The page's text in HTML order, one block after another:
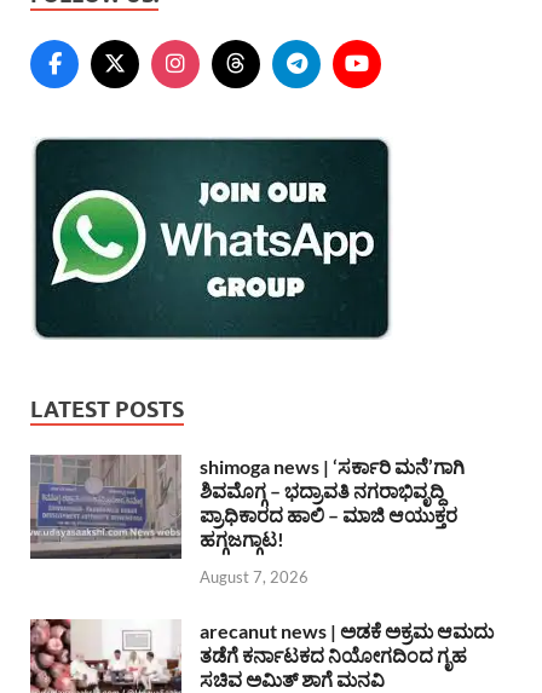
LATEST POSTS
shimoga news | ‘ಸರ್ಕಾರಿ ಮನೆ’ಗಾಗಿ
ಶಿವಮೊಗ್ಗ – ಭದ್ರಾವತಿ ನಗರಾಭಿವೃದ್ದಿ
ಪ್ರಾಧಿಕಾರದ ಹಾಲಿ – ಮಾಜಿ ಆಯುಕ್ತರ
ಹಗ್ಗಜಗ್ಗಾಟ!
August 7, 2026
arecanut news | ಅಡಕೆ ಅಕ್ರಮ ಆಮದು
ತಡೆಗೆ ಕರ್ನಾಟಕದ ನಿಯೋಗದಿಂದ ಗೃಹ
ಸಚಿವ ಅಮಿತ್ ಶಾಗೆ ಮನವಿ